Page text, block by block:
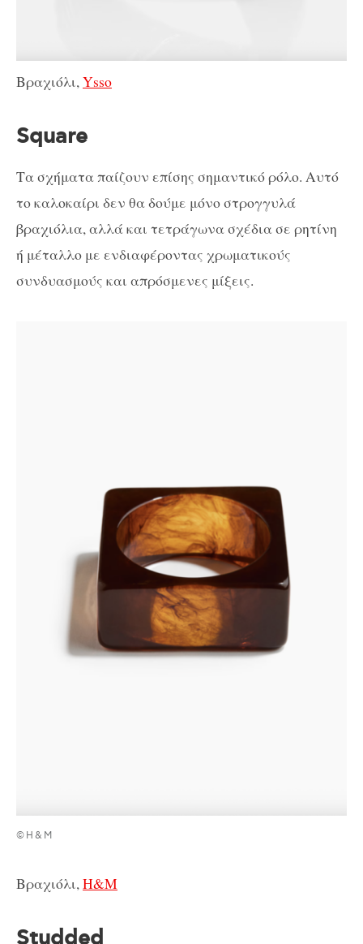
Βραχιόλι,Ysso
Square
Τα σχήματα παίζουν επίσης σημαντικό ρόλο. Αυτό
το καλοκαίρι δεν θα δούμε μόνο στρογγυλά
βραχιόλια, αλλά και τετράγωνα σχέδια σε ρητίνη
ή μέταλλο με ενδιαφέροντας χρωματικούς
συνδυασμούς και απρόσμενες μίξεις.
©H&M
Βραχιόλι,H&M